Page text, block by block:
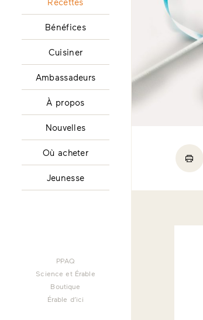
Bénéfices
Cuisiner
Ambassadeurs
À propos
Nouvelles
Où acheter
Jeunesse
PPAQ
Science et Érable
Boutique
Érable d’ici